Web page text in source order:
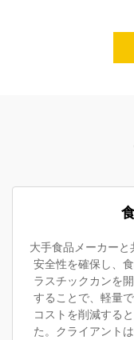
大手食品メーカー
安全性を確保し、
ラスチックカンを
することで、軽量
コストを削減する
た。クライアント